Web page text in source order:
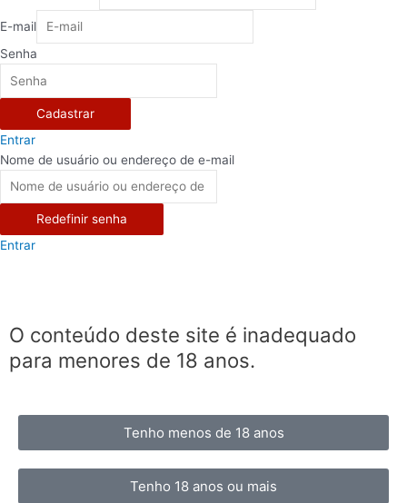
E-mail
Senha
Cadastrar
Entrar
Nome de usuário ou endereço de e-mail
Redefinir senha
Entrar
O conteúdo deste site é inadequado
para menores de 18 anos.
Tenho menos de 18 anos
Tenho 18 anos ou mais